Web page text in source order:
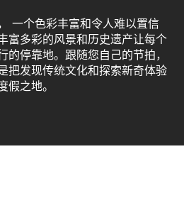
一个色彩丰富和令人难以置信
富多彩的风景和历史遗产让每个
的停靠地。跟随您自己的节拍，
把发现传统文化和探索新奇体验
假之地。